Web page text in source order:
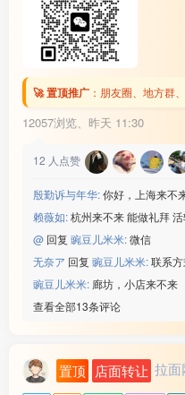
🚀 置顶推广 ： 朋友圈、地方群
12057浏览、 昨天 11:30
12 人点赞
殷勤诉与年华:你好，上海来不
赖薇如:杭州来不来 能做礼拜
@ 回复 豌豆儿米米:微信
无奈ア 回复 豌豆儿米米:联系
豌豆儿米米: 廊坊，小店来不来
查看全部13条评论
置顶 店面转让 拉面